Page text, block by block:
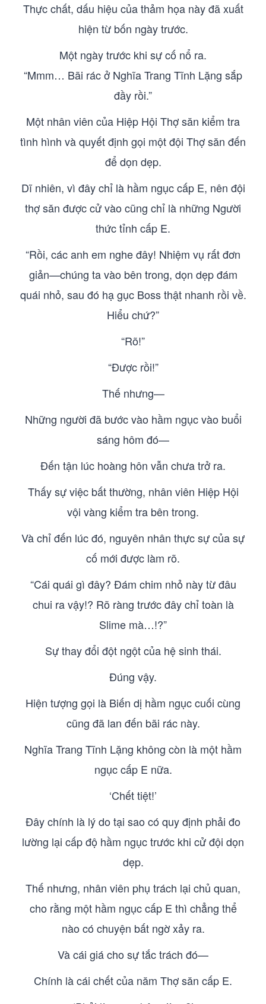
Thực chất, dấu hiệu của thảm họa này đã xuất
hiện từ bốn ngày trước.
Một ngày trước khi sự cố nổ ra.
“Mmm… Bãi rác ở Nghĩa Trang Tĩnh Lặng sắp
đầy rồi.”
Một nhân viên của Hiệp Hội Thợ săn kiểm tra
tình hình và quyết định gọi một đội Thợ săn đến
để dọn dẹp.
Dĩ nhiên, vì đây chỉ là hầm ngục cấp E, nên đội
thợ săn được cử vào cũng chỉ là những Người
thức tỉnh cấp E.
“Rồi, các anh em nghe đây! Nhiệm vụ rất đơn
giản—chúng ta vào bên trong, dọn dẹp đám
quái nhỏ, sau đó hạ gục Boss thật nhanh rồi về.
Hiểu chứ?”
“Rõ!”
“Được rồi!”
Thế nhưng—
Những người đã bước vào hầm ngục vào buổi
sáng hôm đó—
Đến tận lúc hoàng hôn vẫn chưa trở ra.
Thấy sự việc bất thường, nhân viên Hiệp Hội
vội vàng kiểm tra bên trong.
Và chỉ đến lúc đó, nguyên nhân thực sự của sự
cố mới được làm rõ.
“Cái quái gì đây? Đám chim nhỏ này từ đâu
chui ra vậy!? Rõ ràng trước đây chỉ toàn là
Slime mà…!?”
Sự thay đổi đột ngột của hệ sinh thái.
Đúng vậy.
Hiện tượng gọi là Biến dị hầm ngục cuối cùng
cũng đã lan đến bãi rác này.
Nghĩa Trang Tĩnh Lặng không còn là một hầm
ngục cấp E nữa.
‘Chết tiệt!’
Đây chính là lý do tại sao có quy định phải đo
lường lại cấp độ hầm ngục trước khi cử đội dọn
dẹp.
Thế nhưng, nhân viên phụ trách lại chủ quan,
cho rằng một hầm ngục cấp E thì chẳng thể
nào có chuyện bất ngờ xảy ra.
Và cái giá cho sự tắc trách đó—
Chính là cái chết của năm Thợ săn cấp E.